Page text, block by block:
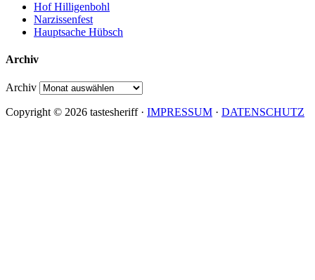
Hof Hilligenbohl
Narzissenfest
Hauptsache Hübsch
Archiv
Archiv
Copyright © 2026 tastesheriff · IMPRESSUM · DATENSCHUTZ